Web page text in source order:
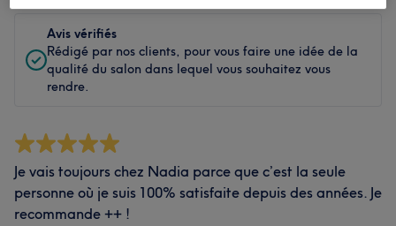
Avis vérifiés
Rédigé par nos clients, pour vous faire une idée de la
qualité du salon dans lequel vous souhaitez vous
rendre.
Je vais toujours chez Nadia parce que c’est la seule
personne où je suis 100% satisfaite depuis des années. Je
recommande ++ !